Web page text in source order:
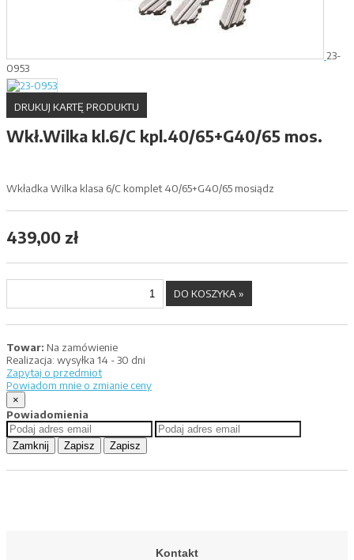
23-
0953
DRUKUJ KARTĘ PRODUKTU
Wkł.Wilka kl.6/C kpl.40/65+G40/65 mos.
Wkładka Wilka klasa 6/C komplet 40/65+G40/65 mosiądz
439,00 zł
Towar: Na zamówienie
Realizacja: wysyłka 14 - 30 dni
Zapytaj o przedmiot
Powiadom mnie o zmianie ceny
×
Powiadomienia
Zamknij Zapisz Zapisz
Kontakt